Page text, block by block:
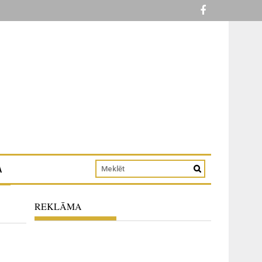
REKLĀMA